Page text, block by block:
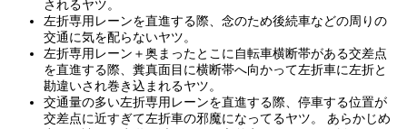
されるヤツ。
左折専用レーンを直進する際、念のため後続車などの周りの
交通に気を配らないヤツ。
左折専用レーン＋奥まったとこに自転車横断帯がある交差点
を直進する際、糞真面目に横断帯へ向かって左折車に左折と
勘違いされ巻き込まれるヤツ。
交通量の多い左折専用レーンを直進する際、停車する位置が
交差点に近すぎて左折車の邪魔になってるヤツ。 あらかじめ